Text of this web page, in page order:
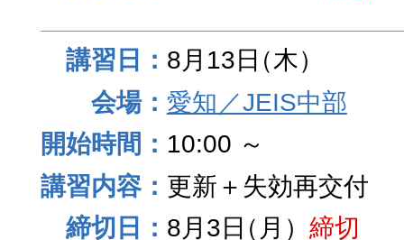
8月13日（木）
愛知／JEIS中部
10:00 ～
更新＋失効再交付
8月3日（月） 締切